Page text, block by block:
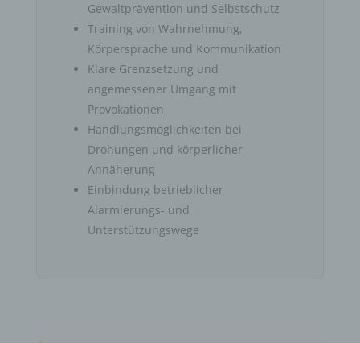
Gewaltprävention und Selbstschutz
Training von Wahrnehmung,
Körpersprache und Kommunikation
Klare Grenzsetzung und
angemessener Umgang mit
Provokationen
Handlungsmöglichkeiten bei
Drohungen und körperlicher
Annäherung
Einbindung betrieblicher
Alarmierungs- und
Unterstützungswege